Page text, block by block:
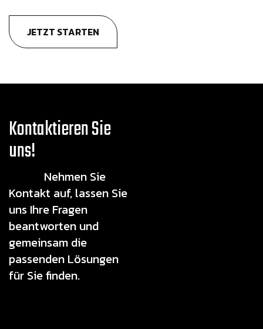
JETZT STARTEN
Kontaktieren Sie
uns!
Nehmen Sie
Kontakt auf, lassen Sie
uns Ihre Fragen
beantworten und
gemeinsam die
passenden Lösungen
für Sie finden.